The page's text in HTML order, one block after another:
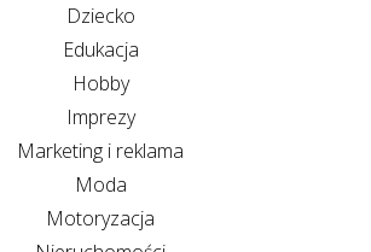
Dziecko
Edukacja
Hobby
Imprezy
Marketing i reklama
Moda
Motoryzacja